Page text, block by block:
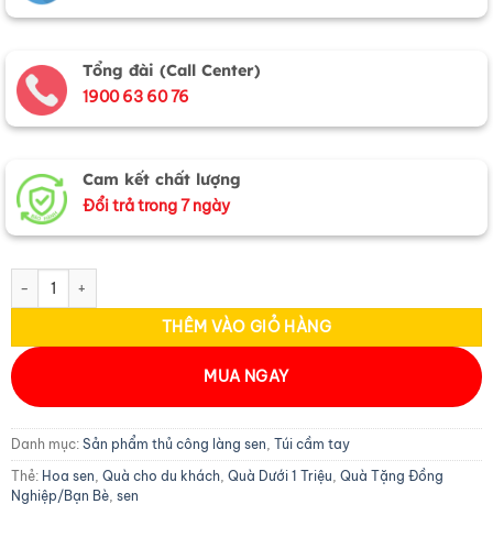
Tổng đài (Call Center)
1900 63 60 76
Cam kết chất lượng
Đổi trả trong 7 ngày
Túi sen nhỏ thêu hoa sen trắng - MNVTN06 số lượng
THÊM VÀO GIỎ HÀNG
MUA NGAY
Danh mục: Sản phẩm thủ công làng sen, Túi cầm tay
Thẻ: Hoa sen, Quà cho du khách, Quà Dưới 1 Triệu, Quà Tặng Đồng
Nghiệp/Bạn Bè, sen